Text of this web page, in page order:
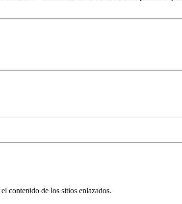
contenido de los sitios enlazados.